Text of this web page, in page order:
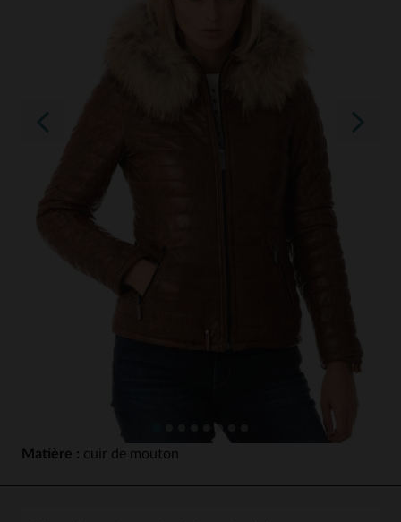
Matière : cuir de mouton